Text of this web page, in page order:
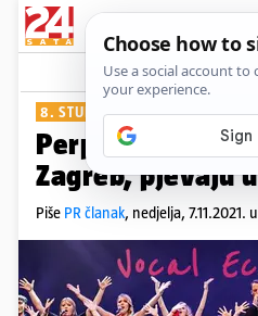
8. STUDENOG
Perpetuum
Zagreb, pjevaju
Piše PR članak, nedjelja, 7.11.2021.